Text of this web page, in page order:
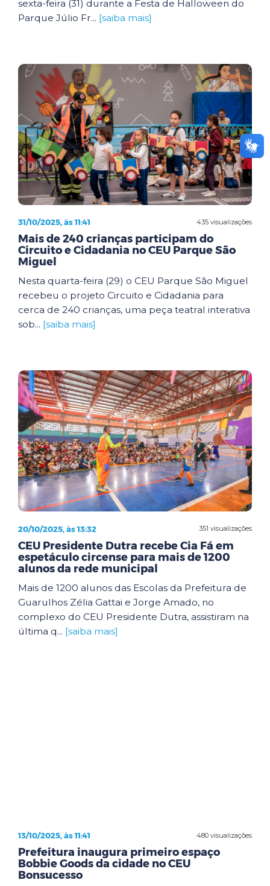
sexta-feira (31) durante a Festa de Halloween do
Parque Júlio Fr... [saiba mais]
435 visualizações
31/10/2025, às 11:41
Mais de 240 crianças participam do
Circuito e Cidadania no CEU Parque São
Miguel
Nesta quarta-feira (29) o CEU Parque São Miguel
recebeu o projeto Circuito e Cidadania para
cerca de 240 crianças, uma peça teatral interativa
sob... [saiba mais]
351 visualizações
20/10/2025, às 13:32
CEU Presidente Dutra recebe Cia Fá em
espetáculo circense para mais de 1200
alunos da rede municipal
Mais de 1200 alunos das Escolas da Prefeitura de
Guarulhos Zélia Gattai e Jorge Amado, no
complexo do CEU Presidente Dutra, assistiram na
última q... [saiba mais]
480 visualizações
13/10/2025, às 11:41
Prefeitura inaugura primeiro espaço
Bobbie Goods da cidade no CEU
Bonsucesso